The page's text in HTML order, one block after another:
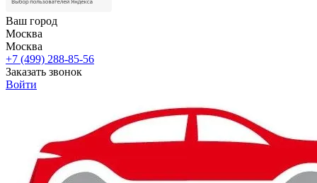
Ваш город
Москва
Москва
+7 (499) 288-85-56
Заказать звонок
Войти